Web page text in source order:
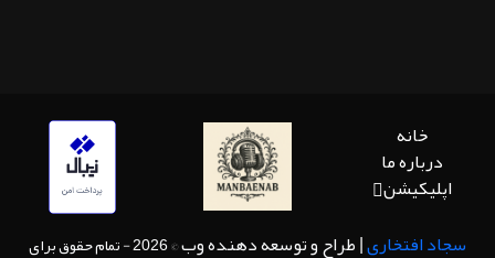
خانه
درباره ما
اپلیکیشن
سجاد افتخاری| طراح و توسعه دهنده وب
© 2026 - تمام حقوق برای